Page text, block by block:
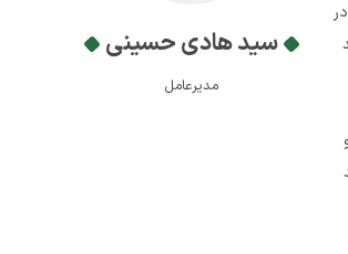
سید هادی حسینی
مدیرعامل